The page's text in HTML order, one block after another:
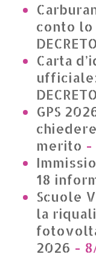
conto lo
Carta
GPS
merito -
18
Scuole
la
2026 -